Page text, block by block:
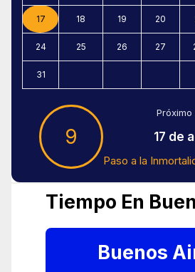
17 18 19 20
24 25 26 27
31
9 17 de
Paso a la
Tiempo En
Buenos